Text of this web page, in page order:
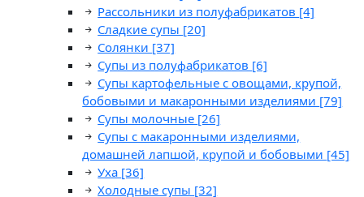
Рассольники из полуфабрикатов [4]
Сладкие супы [20]
Солянки [37]
Супы из полуфабрикатов [6]
Супы картофельные с овощами, крупой,
бобовыми и макаронными изделиями [79]
Супы молочные [26]
Супы с макаронными изделиями,
домашней лапшой, крупой и бобовыми [45]
Уха [36]
Холодные супы [32]